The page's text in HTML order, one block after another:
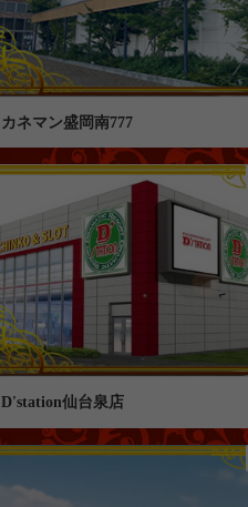
カネマン盛岡南777
D'station仙台泉店